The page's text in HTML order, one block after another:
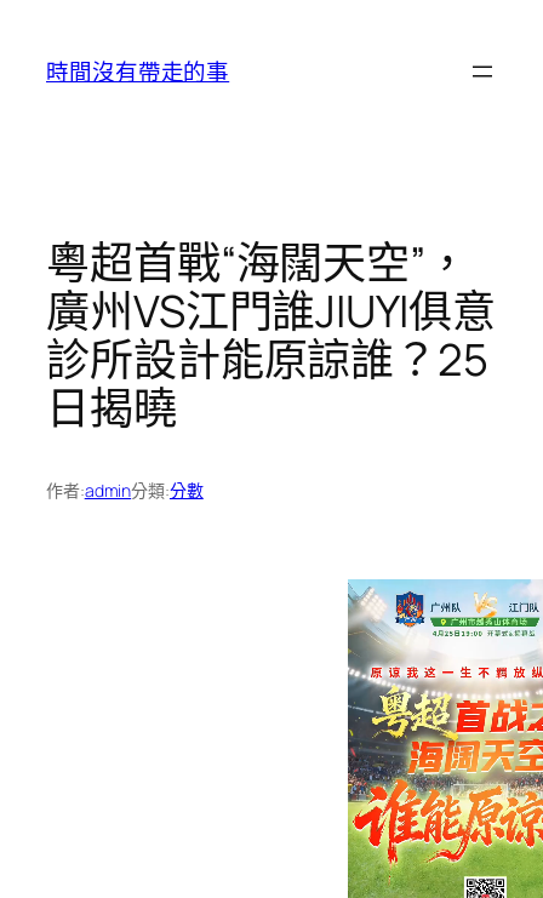
時間沒有帶走的事
粵超首戰“海闊天空”，
廣州VS江門誰JIUYI俱意
診所設計能原諒誰？25
日揭曉
作者:admin分類:分數